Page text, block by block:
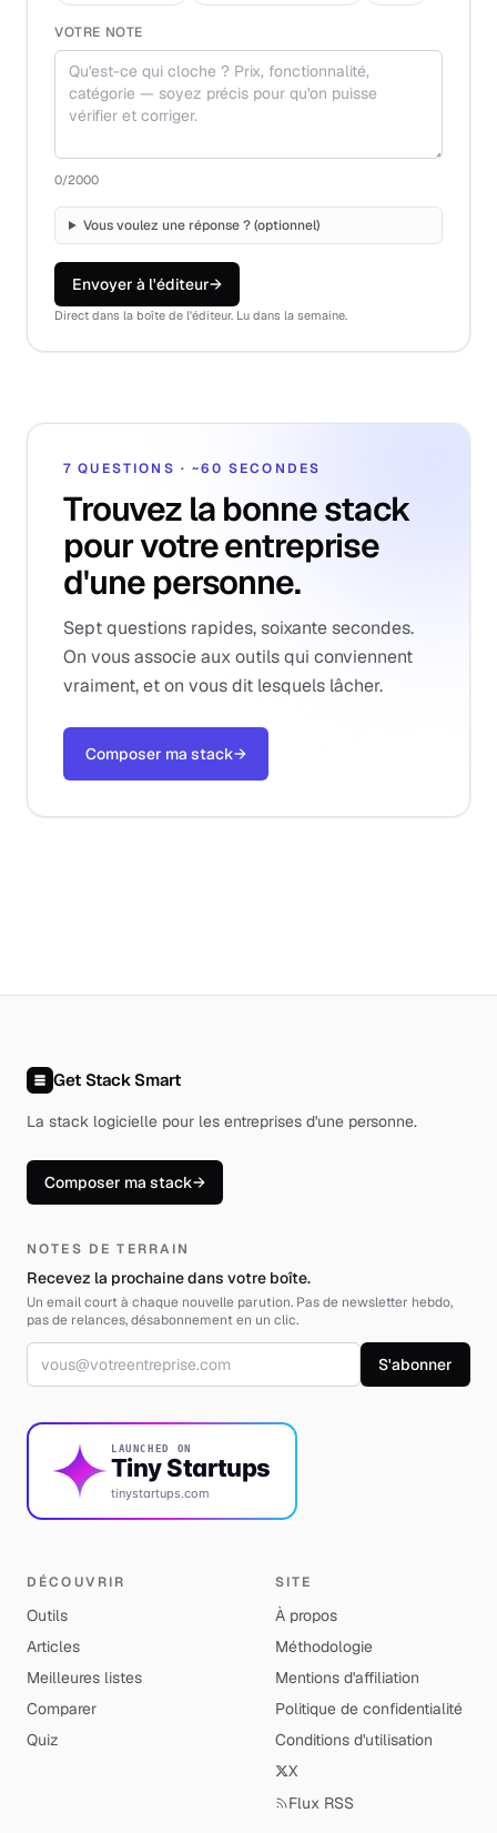
VOTRE NOTE
0/2000
Vous voulez une réponse ? (optionnel)
Envoyer à l'éditeur→
Direct dans la boîte de l'éditeur. Lu dans la semaine.
7 QUESTIONS · ~60 SECONDES
Trouvez la bonne stack
pour votre entreprise
d'une personne.
Sept questions rapides, soixante secondes.
On vous associe aux outils qui conviennent
vraiment, et on vous dit lesquels lâcher.
Composer ma stack→
Get Stack Smart
La stack logicielle pour les entreprises d'une personne.
Composer ma stack→
NOTES DE TERRAIN
Recevez la prochaine dans votre boîte.
Un email court à chaque nouvelle parution. Pas de newsletter hebdo,
pas de relances, désabonnement en un clic.
Adresse email S'abonner
LAUNCHED ON
Tiny Startups
tinystartups.com
DÉCOUVRIR
Outils
Articles
Meilleures listes
Comparer
Quiz
SITE
À propos
Méthodologie
Mentions d'affiliation
Politique de confidentialité
Conditions d'utilisation
X
Flux RSS